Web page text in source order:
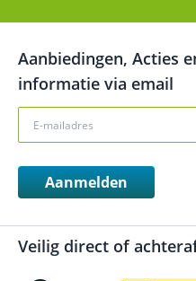
Aanbiedingen, Acties
informatie via email
Aanmelden
Veilig direct of